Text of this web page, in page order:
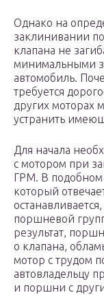
Однако на
заклинивании
клапана не
минимальными
автомобиль.
требуется
других моторах
устранить
Для начала
с мотором при
ГРМ. В подобном
который
поршневой
результат,
о клапана,
мотор с трудом
автовладельцу
и поршни с